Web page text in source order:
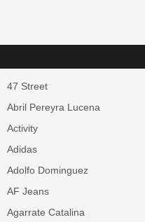
47 Street
Abril Pereyra Lucena
Activity
Adidas
Adolfo Dominguez
AF Jeans
Agarrate Catalina